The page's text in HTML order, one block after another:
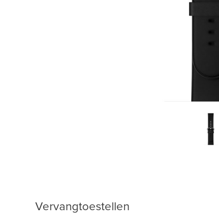
Vervangtoestellen